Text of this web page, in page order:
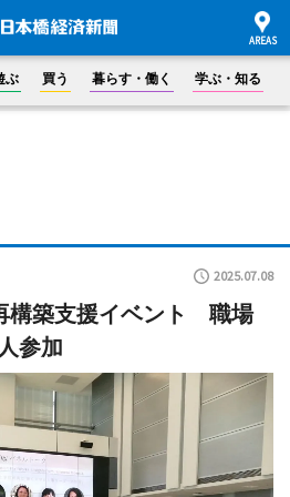
ぶ 買う 暮らす・働く 学ぶ・知る
2025.07.08
構築支援イベント 職場
参加